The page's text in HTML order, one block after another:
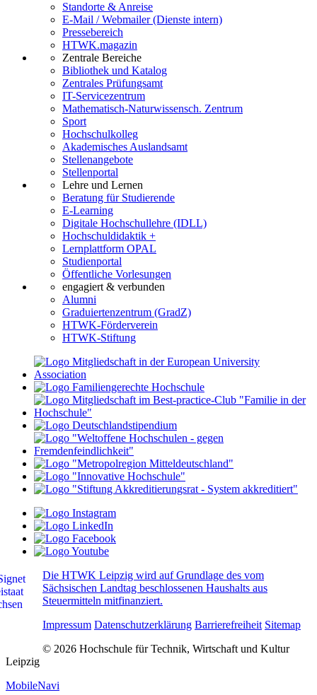
Standorte & Anreise
E-Mail / Webmailer (Dienste intern)
Pressebereich
HTWK.magazin
Zentrale Bereiche
Bibliothek und Katalog
Zentrales Prüfungsamt
IT-Servicezentrum
Mathematisch-Naturwissensch. Zentrum
Sport
Hochschulkolleg
Akademisches Auslandsamt
Stellenangebote
Stellenportal
Lehre und Lernen
Beratung für Studierende
E-Learning
Digitale Hochschullehre (IDLL)
Hochschuldidaktik +
Lernplattform OPAL
Studienportal
Öffentliche Vorlesungen
engagiert & verbunden
Alumni
Graduiertenzentrum (GradZ)
HTWK-Förderverein
HTWK-Stiftung
Die HTWK Leipzig wird auf Grundlage des vom
Sächsischen Landtag beschlossenen Haushalts aus
Steuermitteln mitfinanziert.
Impressum Datenschutzerklärung Barrierefreiheit Sitemap
© 2026 Hochschule für Technik, Wirtschaft und Kultur
Leipzig
MobileNavi